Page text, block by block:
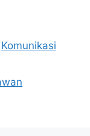
Komunikasi